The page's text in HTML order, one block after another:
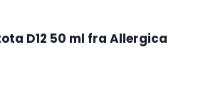
D12 50 ml fra Allergica